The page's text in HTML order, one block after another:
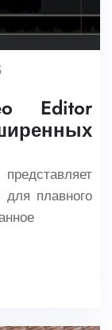
Editor
плавного